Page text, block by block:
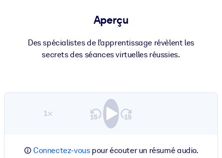
Aperçu
Des spécialistes de l’apprentissage révèlent les
secrets des séances virtuelles réussies.
1×
Connectez-vouspour écouter un résumé audio.